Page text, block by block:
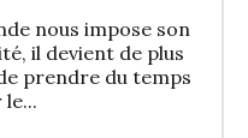
nous impose son
il devient de plus
prendre du temps